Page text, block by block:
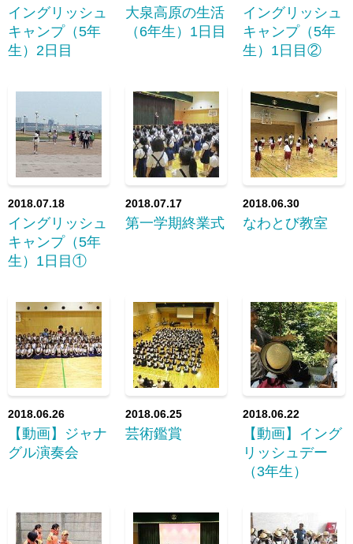
イングリッシュ
キャンプ（5年
生）2日目
大泉高原の生活
（6年生）1日目
イングリッシュ
キャンプ（5年
生）1日目②
2018.07.18
イングリッシュ
キャンプ（5年
生）1日目①
2018.07.17
第一学期終業式
2018.06.30
なわとび教室
2018.06.26
【動画】ジャナ
グル演奏会
2018.06.25
芸術鑑賞
2018.06.22
【動画】イング
リッシュデー
（3年生）